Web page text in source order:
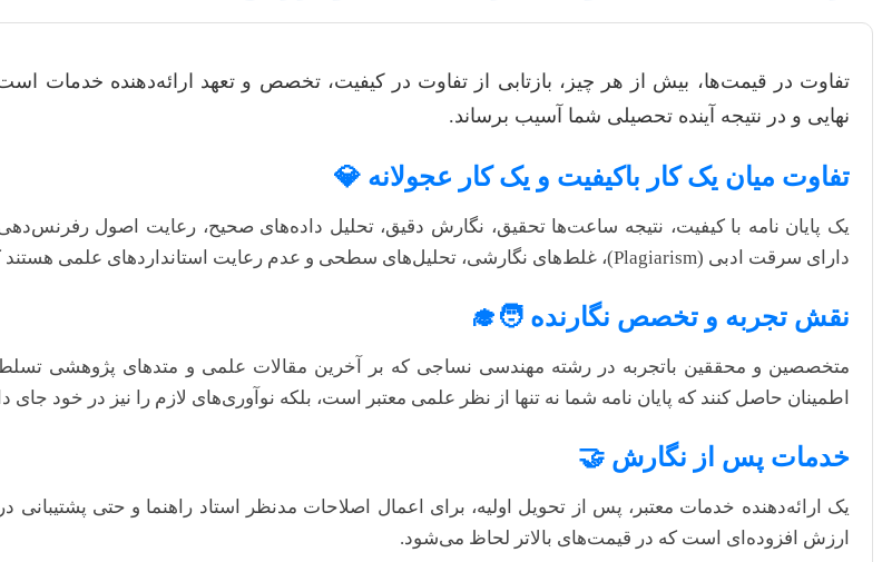
تفاوت در قیمت‌ها، بیش از هر چیز، بازتابی از تفاوت در کیفیت، تخصص و تعهد ارائه‌دهنده خدمات
نهایی و در نتیجه آینده تحصیلی شما آسیب برساند.
تفاوت میان یک کار باکیفیت و یک کار عجولانه 💎
یک پایان نامه با کیفیت، نتیجه ساعت‌ها تحقیق، نگارش دقیق، تحلیل داده‌های صحیح، رعایت اصول
دارای سرقت ادبی (Plagiarism)، غلط‌های نگارشی، تحلیل‌های سطحی و عدم رعایت استانداردهای علمی هستند که می‌تواند منجر به رد پایان نامه و اتلاف وقت و هزینه شما شود.
نقش تجربه و تخصص نگارنده 🧑‍🎓
متخصصین و محققین باتجربه در رشته مهندسی نساجی که بر آخرین مقالات علمی و متدهای پژوهشی تسلط
اطمینان حاصل کنند که پایان نامه شما نه تنها از نظر علمی معتبر است، بلکه نوآوری‌های لازم را نیز در خود جای
خدمات پس از نگارش 🤝
یک ارائه‌دهنده خدمات معتبر، پس از تحویل اولیه، برای اعمال اصلاحات مدنظر استاد راهنما و حتی
ارزش افزوده‌ای است که در قیمت‌های بالاتر لحاظ می‌شود.